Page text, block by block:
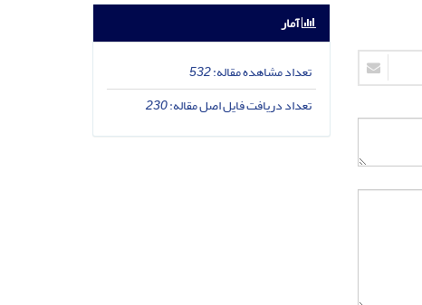
آمار
تعداد مشاهده مقاله:532
تعداد دریافت فایل اصل مقاله:230